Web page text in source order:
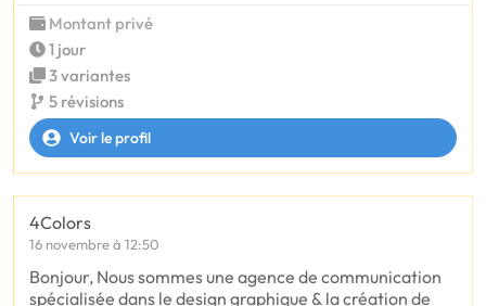
Montant privé
1 jour
3 variantes
5 révisions
Voir le profil
4Colors
16 novembre à 12:50
Bonjour, Nous sommes une agence de communication
spécialisée dans le design graphique & la création de